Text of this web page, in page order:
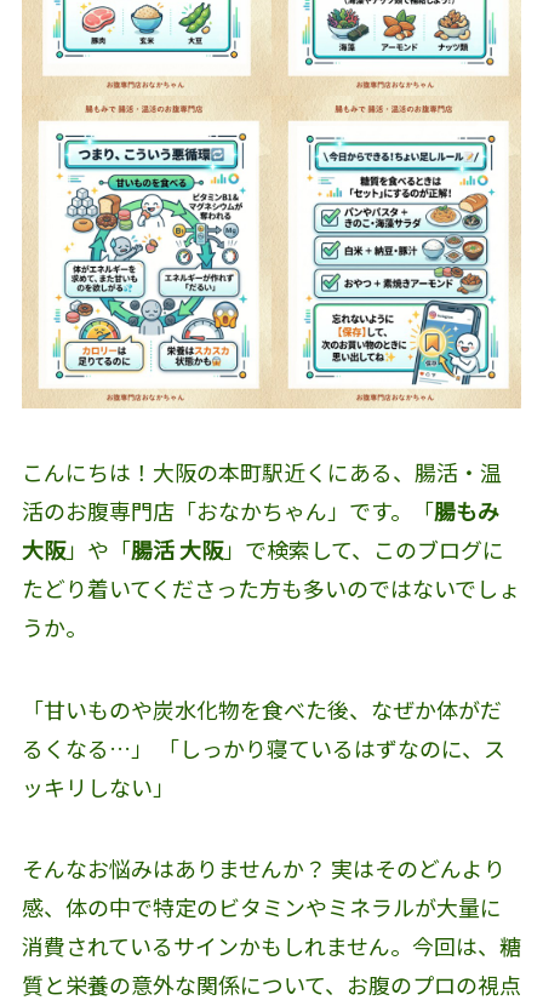
こんにちは！大阪の本町駅近くにある、腸活・温
活のお腹専門店「おなかちゃん」です。「腸もみ
大阪」や「腸活 大阪」で検索して、このブログに
たどり着いてくださった方も多いのではないでしょ
うか。
「甘いものや炭水化物を食べた後、なぜか体がだ
るくなる…」 「しっかり寝ているはずなのに、ス
ッキリしない」
そんなお悩みはありませんか？ 実はそのどんより
感、体の中で特定のビタミンやミネラルが大量に
消費されているサインかもしれません。今回は、糖
質と栄養の意外な関係について、お腹のプロの視点